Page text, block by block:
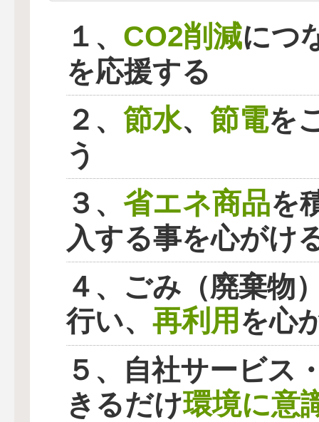
１、 CO2削減につ
を応援する
２、 節水、 節電を
う
３、 省エネ商品を
入する事を心がけ
４、ごみ（廃棄物
行い、 再利用を心
５、自社サービス
きるだけ環境に意